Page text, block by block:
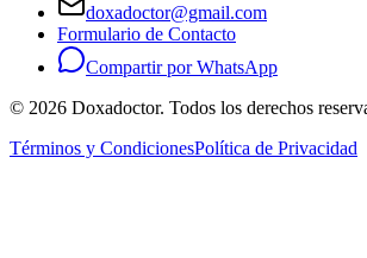
doxadoctor@gmail.com
Formulario de Contacto
Compartir por WhatsApp
© 2026 Doxadoctor. Todos los derechos
Términos y CondicionesPolítica de Privacidad